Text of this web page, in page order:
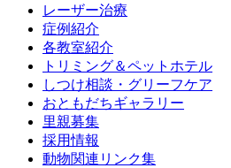
レーザー治療
症例紹介
各教室紹介
トリミング＆ペットホテル
しつけ相談・グリーフケア
おともだちギャラリー
里親募集
採用情報
動物関連リンク集